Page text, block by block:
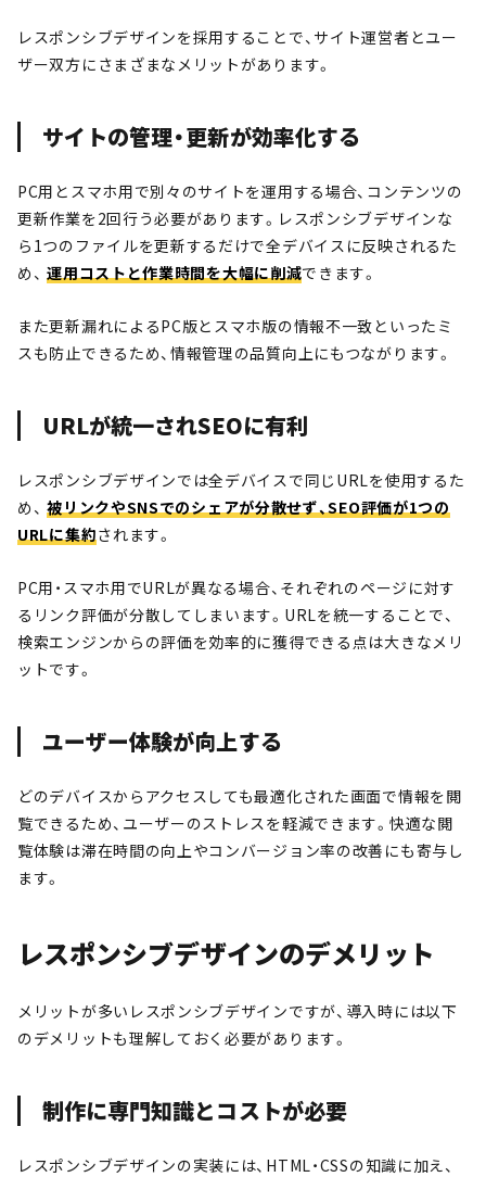
レスポンシブデザインを採用することで、サイト運営者とユー
ザー双方にさまざまなメリットがあります。
サイトの管理・更新が効率化する
PC用とスマホ用で別々のサイトを運用する場合、コンテンツの
更新作業を2回行う必要があります。レスポンシブデザインな
ら1つのファイルを更新するだけで全デバイスに反映されるた
め、運用コストと作業時間を大幅に削減できます。
また更新漏れによるPC版とスマホ版の情報不一致といったミ
スも防止できるため、情報管理の品質向上にもつながります。
URLが統一されSEOに有利
レスポンシブデザインでは全デバイスで同じURLを使用するた
め、被リンクやSNSでのシェアが分散せず、SEO評価が1つの
URLに集約されます。
PC用・スマホ用でURLが異なる場合、それぞれのページに対す
るリンク評価が分散してしまいます。URLを統一することで、
検索エンジンからの評価を効率的に獲得できる点は大きなメリ
ットです。
ユーザー体験が向上する
どのデバイスからアクセスしても最適化された画面で情報を閲
覧できるため、ユーザーのストレスを軽減できます。快適な閲
覧体験は滞在時間の向上やコンバージョン率の改善にも寄与し
ます。
レスポンシブデザインのデメリット
メリットが多いレスポンシブデザインですが、導入時には以下
のデメリットも理解しておく必要があります。
制作に専門知識とコストが必要
レスポンシブデザインの実装には、HTML・CSSの知識に加え、